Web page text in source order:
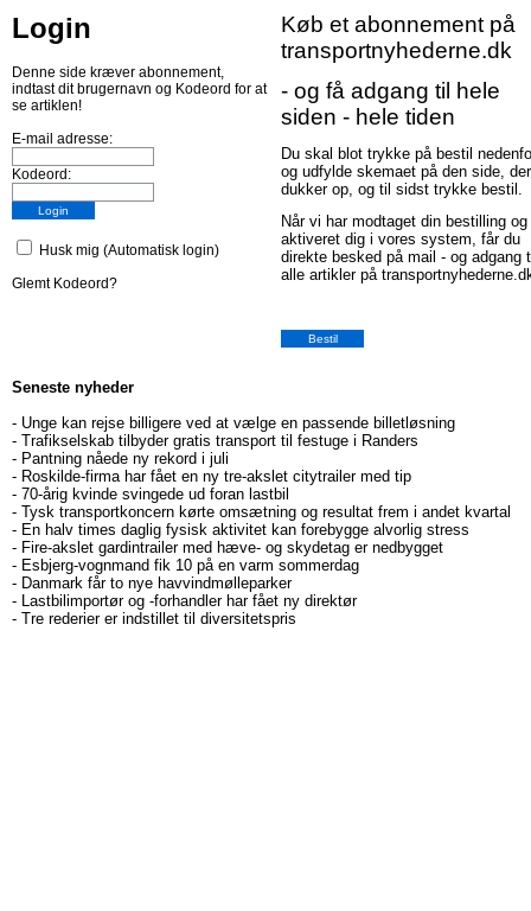
Login
Denne side kræver abonnement,
indtast dit brugernavn og Kodeord for at
se artiklen!
E-mail adresse:
Kodeord:
Husk mig (Automatisk login)
Glemt Kodeord?
Køb et abonnement på
transportnyhederne.dk
- og få adgang til hele
siden - hele tiden
Du skal blot trykke på bestil
og udfylde skemaet på den side, der
dukker op, og til sidst trykke bestil.
Når vi har modtaget din bestilling og
aktiveret dig i vores system, får du
direkte besked på mail - og adgang
alle artikler på
Seneste nyheder
- Unge kan rejse billigere ved at vælge en passende billetløsning
- Trafikselskab tilbyder gratis transport til festuge i Randers
- Pantning nåede ny rekord i juli
- Roskilde-firma har fået en ny tre-akslet citytrailer med tip
- 70-årig kvinde svingede ud foran lastbil
- Tysk transportkoncern kørte omsætning og resultat frem i andet kvartal
- En halv times daglig fysisk aktivitet kan forebygge alvorlig stress
- Fire-akslet gardintrailer med hæve- og skydetag er nedbygget
- Esbjerg-vognmand fik 10 på en varm sommerdag
- Danmark får to nye havvindmølleparker
- Lastbilimportør og -forhandler har fået ny direktør
- Tre rederier er indstillet til diversitetspris